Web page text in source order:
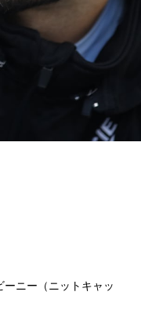
ニー（ニットキャッ